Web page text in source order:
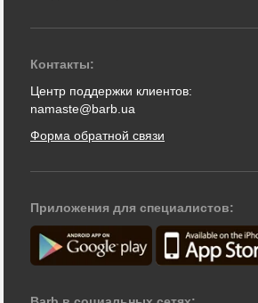
Контакты:
Центр поддержки клиентов:
namaste@barb.ua
Форма обратной связи
Приложения для специалистов: